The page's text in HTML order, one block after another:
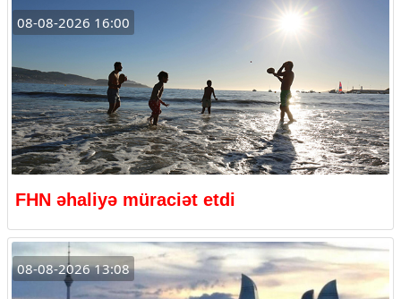
08-08-2026 16:00
FHN əhaliyə müraciət etdi
08-08-2026 13:08